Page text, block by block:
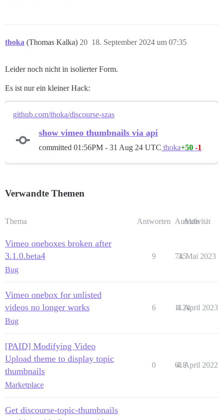
thoka (Thomas Kalka) 18. September 2024 um 07:35
20
Leider noch nicht in isolierter Form.
Es ist nur ein kleiner Hack:
github.com/thoka/discourse-szas
show vimeo thumbnails via api
committed 01:56PM - 31 Aug 24 UTC thoka+50 -1
Verwandte Themen
Thema Antworten Aufrufe
Aktivität
Vimeo oneboxes broken after
3.1.0.beta4
Bug
9 745
3. Mai 2023
Vimeo onebox for unlisted
videos no longer works
Bug
6 1124
4. April 2023
[PAID] Modifying Video
Upload theme to display topic
thumbnails
Marketplace
0 618
4. April 2022
Get discourse-topic-thumbnails